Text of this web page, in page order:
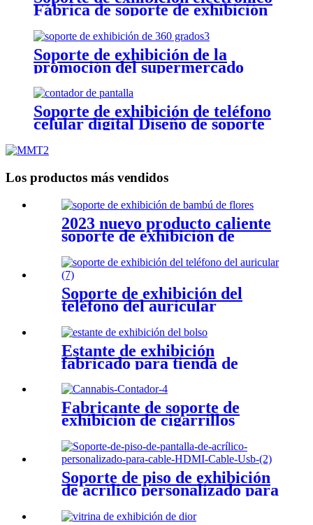
Fábrica de soporte de exhibición
Soporte de exhibición de la
promoción del supermercado
Soporte de exhibición de teléfono
celular digital Diseño de soporte
Los productos más vendidos
2023 nuevo producto caliente
soporte de exhibición de
bambú y soporte de
exhibición de plantas
Soporte de exhibición del
teléfono del auricular
Estante de exhibición
fabricado para tienda de
zapatos al por menor tienda
de bolsos al por menor
Fabricante de soporte de
exhibición de cigarrillos
cigarrillos OEM y ODM
Soporte de piso de exhibición
de acrílico personalizado para